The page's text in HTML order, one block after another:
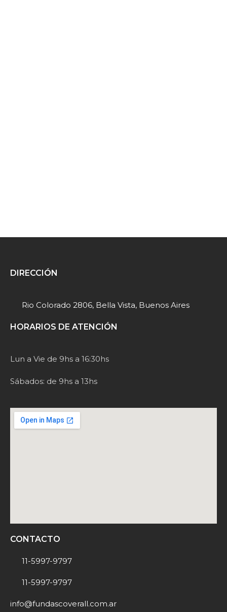
DIRECCIÓN
Rio Colorado 2806, Bella Vista, Buenos Aires
HORARIOS DE ATENCIÓN
Lun a Vie de 9hs a 16:30hs
Sábados: de 9hs a 13hs
CONTACTO
11-5997-9797
11-5997-9797
info@fundascoverall.com.ar